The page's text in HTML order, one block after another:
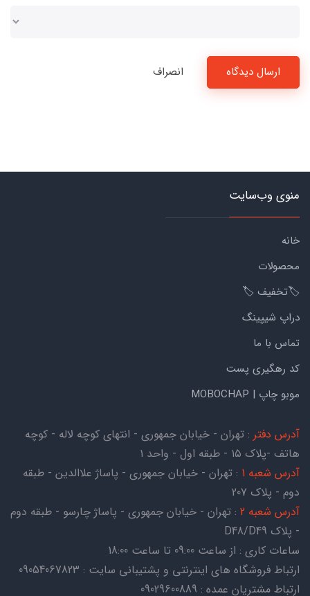
ارسال دیدگاه انصراف
منوی وب‌سایت
خانه
محصولات
🏷️تخفیف 🏷️
دراپ شیپینگ
تماس با ما
کد رهگیری پست
موبو چاپ | MOBOCHAP
آدرس دفتر : تهران - خیابان جمهوری - انتهای کوچه لاله - کوچه
هاتف -پلاک ۱۵ - طبقه اول - واحد ۱
آدرس شعبه 1
: تهران - خیابان جمهوری - پاساژ علاالدین - طبقه
دوم - پلاک 207
آدرس شعبه 2
: تهران - خیابان جمهوری - پاساژ چارسو - طبقه دوم
- پلاک D48/D49
ساعات کاری : از ساعت 09:00 تا ساعت 18:00
ارتباط فروشگاه های اینترنتی و پشتیبانی سایت : 09054067823
ارتباط مشتریان عمده : 09029600889